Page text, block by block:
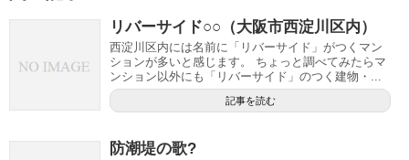
リバーサイド○○（大阪市西淀川区内）
西淀川区内には名前に「リバーサイド」がつくマン
ションが多いと感じます。 ちょっと調べてみたらマ
ンション以外にも「リバーサイド」のつく建物・...
記事を読む
防潮堤の歌?